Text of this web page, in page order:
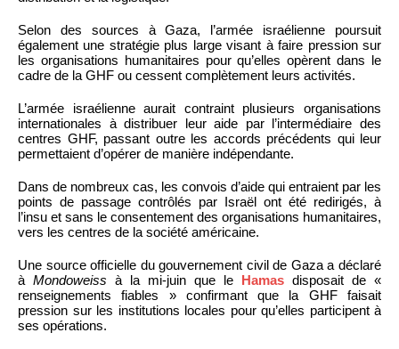
Selon des sources à Gaza, l’armée israélienne poursuit
également une stratégie plus large visant à faire pression sur
les organisations humanitaires pour qu’elles opèrent dans le
cadre de la GHF ou cessent complètement leurs activités.
L’armée israélienne aurait contraint plusieurs organisations
internationales à distribuer leur aide par l’intermédiaire des
centres GHF, passant outre les accords précédents qui leur
permettaient d’opérer de manière indépendante.
Dans de nombreux cas, les convois d’aide qui entraient par les
points de passage contrôlés par Israël ont été redirigés, à
l’insu et sans le consentement des organisations humanitaires,
vers les centres de la société américaine.
Une source officielle du gouvernement civil de Gaza a déclaré
à Mondoweiss à la mi-juin que le Hamas disposait de «
renseignements fiables » confirmant que la GHF faisait
pression sur les institutions locales pour qu’elles participent à
ses opérations.